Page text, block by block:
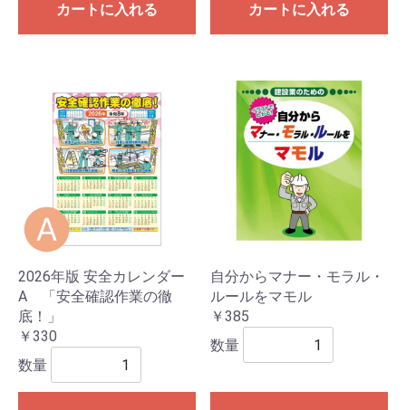
カートに入れる カートに入れる
2026年版 安全カレンダー
A 「安全確認作業の徹
底！」
￥330
数量
自分からマナー・モラル・
ルールをマモル
￥385
数量